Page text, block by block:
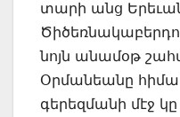
տարի անց
նոյն անամօթ
Օրմանեանը հիմա
գերեզմանի մէջ